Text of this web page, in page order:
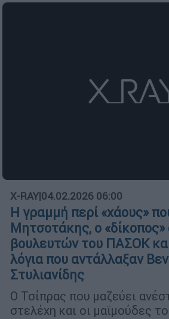
X-RAY|04.02.2026 06:00
Η γραμμή περί «χάους»
Μητσοτάκης, ο «δίκοπος»
βουλευτών του ΠΑΣΟΚ
λόγια που αντάλλαξαν
Στυλιανίδης
Ο Τσίπρας που μαζεύει
στελέχη και οι μαϊμούδες